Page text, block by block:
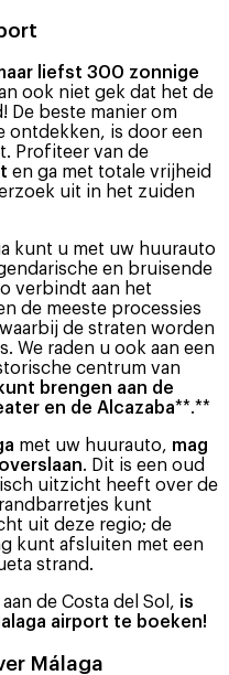
liefst 300 zonnige
ook niet gek dat het de
De beste manier om
ontdekken, is door een
Profiteer van de
en ga met totale vrijheid
uit in het zuiden
kunt u met uw huurauto
en bruisende
verbindt aan het
de meeste processies
de straten worden
We raden u ook aan een
centrum van
brengen aan de
en de Alcazaba**.**
met uw huurauto, mag
. Dit is een oud
uitzicht heeft over de
kunt
uit deze regio; de
kunt afsluiten met een
strand.
de Costa del Sol, is
airport te boeken!
Málaga